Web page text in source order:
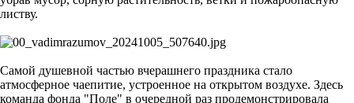
листву.
Самой душевной частью вчерашнего праздника стало
атмосферное чаепитие, устроенное на открытом воздухе. Здесь
команда фонда "Поле" в очередной раз продемонстрировала